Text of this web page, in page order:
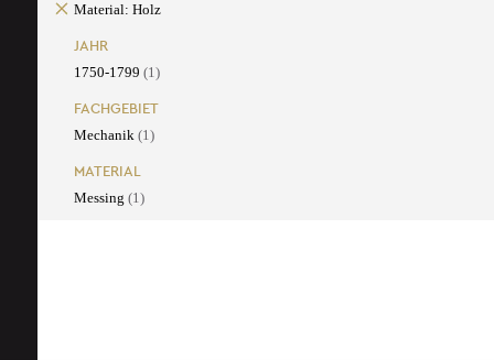
Material: Holz
JAHR
1750-1799 (1)
FACHGEBIET
Mechanik (1)
MATERIAL
Messing (1)